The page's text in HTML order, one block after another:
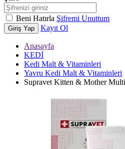
Beni Hatırla Şifremi Unuttum
Giriş Yap Kayıt Ol
Anasayfa
KEDİ
Kedi Malt & Vitaminleri
Yavru Kedi Malt & Vitaminleri
Supravet Kitten & Mother